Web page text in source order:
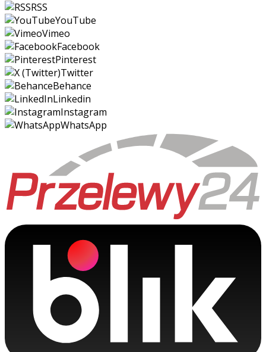
RSS
YouTube
Vimeo
Facebook
Pinterest
Twitter
Behance
Linkedin
Instagram
WhatsApp